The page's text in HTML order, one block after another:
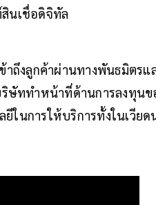
นเชื่อดิจิทัล
าถึงลูกค้าผ่านทางพันธมิตรแ
ริษัททำหน้าที่ด้านการลงทุนข
ในการให้บริการทั้งในเวีย